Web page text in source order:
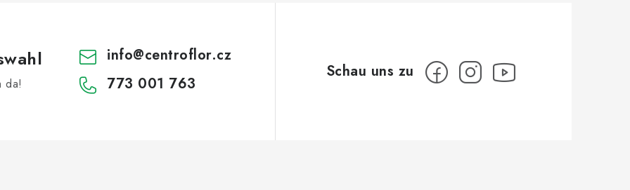
da!
info@centroflor.cz
773 001 763